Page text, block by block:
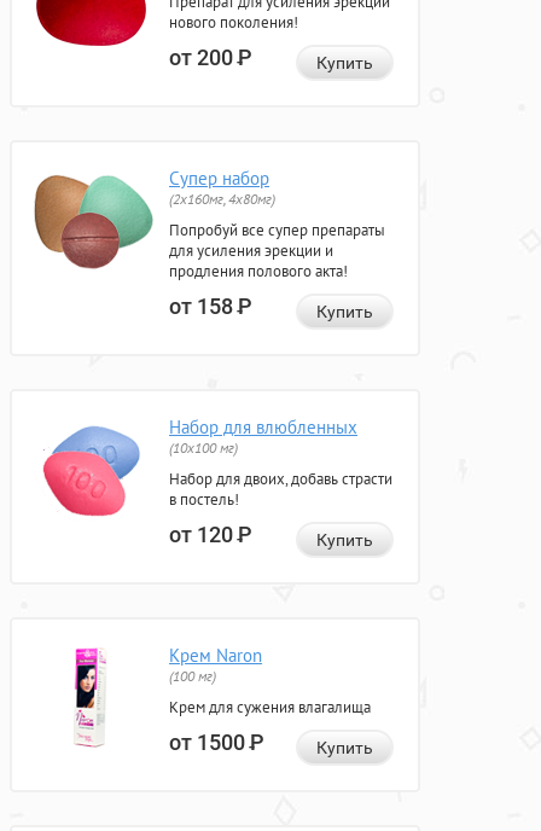
нового поколения!
от 200Р Купить
Супер набор
(2х160мг, 4х80мг)
Попробуй все супер препараты
для усиления эрекции и
продления полового акта!
от 158Р Купить
Набор для влюбленных
(10х100 мг)
Набор для двоих, добавь страсти
в постель!
от 120Р Купить
Крем Naron
(100 мг)
Крем для сужения влагалища
от 1500Р Купить